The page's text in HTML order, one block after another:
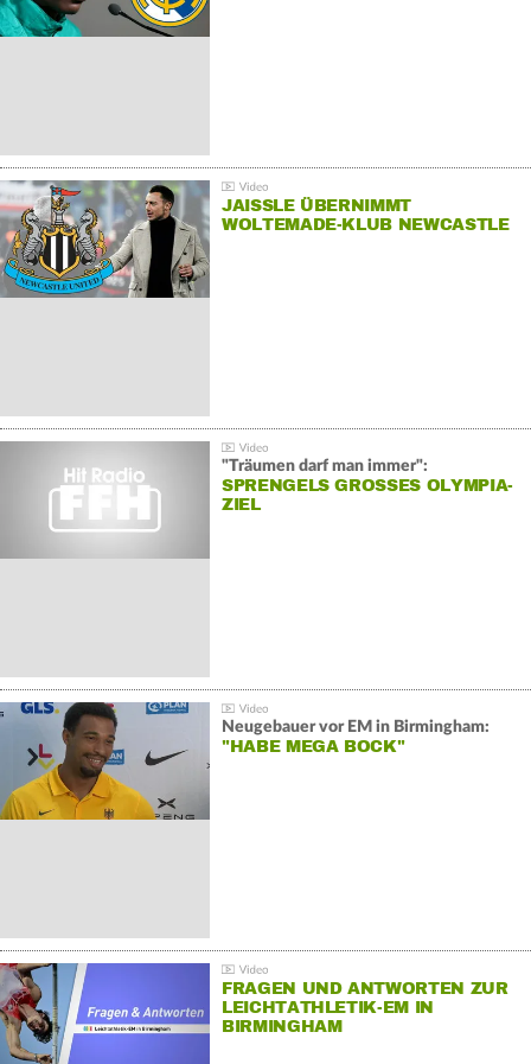
JAISSLE ÜBERNIMMT
WOLTEMADE-KLUB NEWCASTLE
"Träumen darf man immer":
SPRENGELS GROSSES OLYMPIA-Z
IEL
Neugebauer vor EM in Birmingham:
"HABE MEGA BOCK"
FRAGEN UND ANTWORTEN ZUR
LEICHTATHLETIK-EM IN
BIRMINGHAM